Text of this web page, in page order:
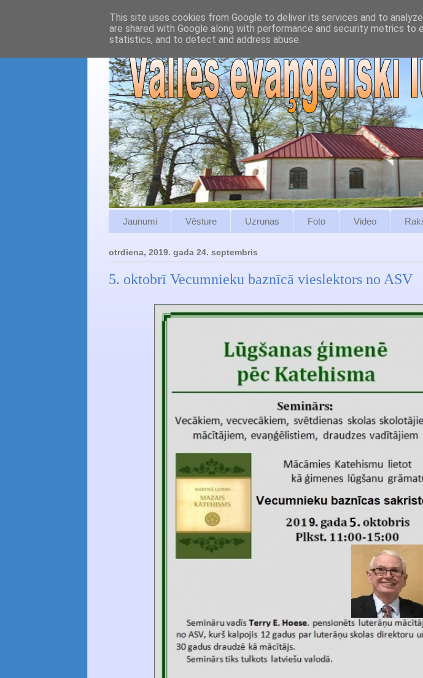
Jaunumi Vēsture Uzrunas Foto Video
otrdiena, 2019. gada 24. septembris
5. oktobrī Vecumnieku baznīcā vieslektors no ASV
This site uses cookies from Google to deliver its services and to
are shared with Google along with performance and security metrics to
statistics, and to detect and address abuse.